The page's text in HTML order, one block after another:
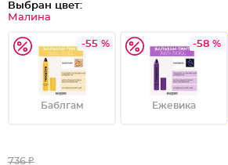
Выбран цвет:
Малина
-55 %
Баблгам
-58 %
Ежевика
736 ₽